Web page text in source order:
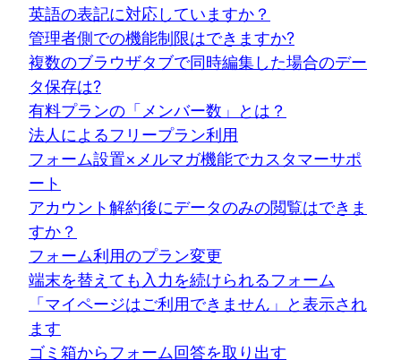
英語の表記に対応していますか？
管理者側での機能制限はできますか?
複数のブラウザタブで同時編集した場合のデー
タ保存は?
有料プランの「メンバー数」とは？
法人によるフリープラン利用
フォーム設置×メルマガ機能でカスタマーサポ
ート
アカウント解約後にデータのみの閲覧はできま
すか？
フォーム利用のプラン変更
端末を替えても入力を続けられるフォーム
「マイページはご利用できません」と表示され
ます
ゴミ箱からフォーム回答を取り出す